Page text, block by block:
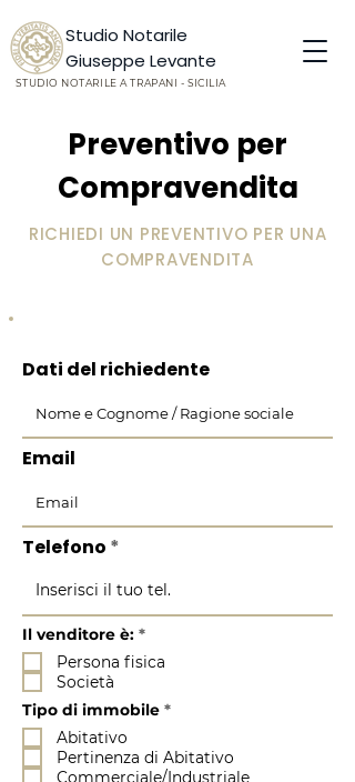
STUDIO NOTARILE A TRAPANI - SICILIA
Studio Notarile
Giuseppe Levante
Preventivo per
Compravendita
RICHIEDI UN PREVENTIVO PER UNA
COMPRAVENDITA
Dati del richiedente
Email
Telefono
Il venditore è: *O
l
a
t
i
o
Persona fisica
Società
Tipo di immobile *O
i
g
Abitativo
Pertinenza di Abitativo
Commerciale/Industriale